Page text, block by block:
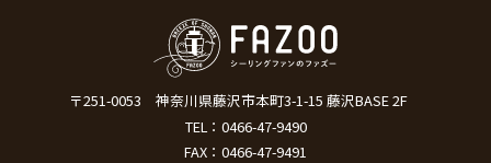
〒251-0053
神奈川県藤沢市本町3-1-15 藤沢BASE 2F
TEL： 0466-47-9490
FAX：0466-47-9491